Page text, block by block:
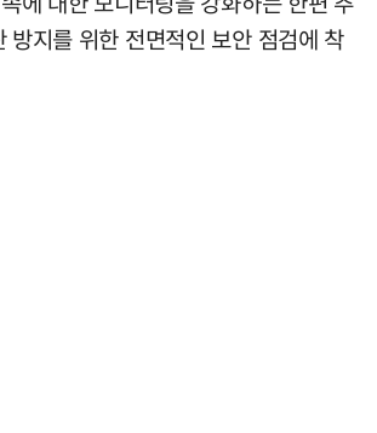
방지를 위한 전면적인 보안 점검에 착